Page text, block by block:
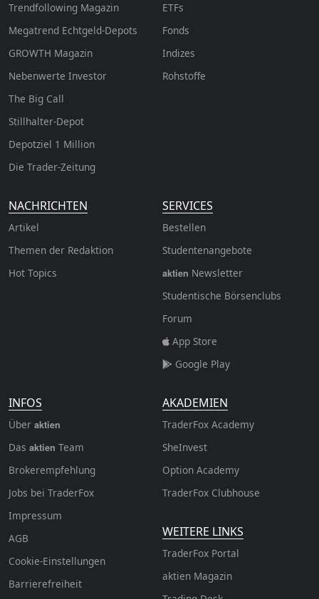
Trendfollowing Magazin
Megatrend Echtgeld-Depots
GROWTH Magazin
Nebenwerte Investor
The Big Call
Stillhalter-Depot
Depotziel 1 Million
Die Trader-Zeitung
ETFs
Fonds
Indizes
Rohstoffe
NACHRICHTEN
Artikel
Themen der Redaktion
Hot Topics
SERVICES
Bestellen
Studentenangebote
aktien Newsletter
Studentische Börsenclubs
Forum
App Store
Google Play
INFOS
Über aktien
Das aktien Team
Brokerempfehlung
Jobs bei TraderFox
Impressum
AGB
Cookie-Einstellungen
Barrierefreiheit
AKADEMIEN
TraderFox Academy
SheInvest
Option Academy
TraderFox Clubhouse
WEITERE LINKS
TraderFox Portal
aktien Magazin